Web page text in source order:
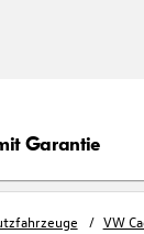
Garantie
VW